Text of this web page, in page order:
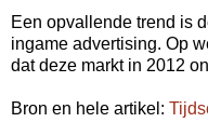
Een opvallende trend is
ingame advertising. Op
dat deze markt in 2012
Bron en hele artikel: